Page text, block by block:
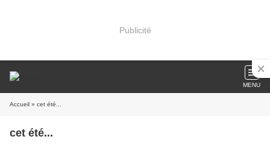
Publicité
MENU
Accueil » cet été...
cet été...